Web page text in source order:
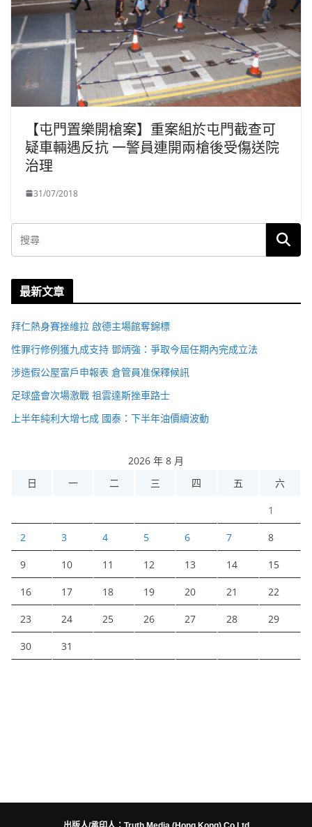
【屯門置樂開槍案】重案組於屯門截查可
疑車輛遇反抗 一警員連開兩槍後受傷送院
治理
31/07/2018
最新文章
拜仁熱身賽挫維拉 啟德主場館奪錦標
性罪行修例獲九成支持 鄧炳強：爭取今屆任期內完成立法
涉造假公屋富戶申報表 倉管員准保釋候訊
足球盛會次場激戰 祖雲達斯挫車路士
上半年純利大增七成 國泰：下半年油價續波動
2026 年 8 月
日
一 二 三 四 五 六
1
2 3 4 5 6 7 8
9 10 11 12 13 14 15
16 17 18 19 20 21 22
23 24 25 26 27 28 29
30 31